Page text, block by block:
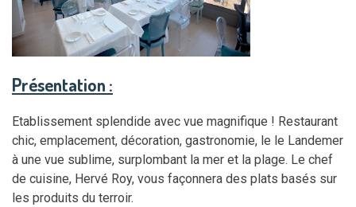
Présentation :
Etablissement splendide avec vue magnifique ! Restaurant
chic, emplacement, décoration, gastronomie, le le Landemer
à une vue sublime, surplombant la mer et la plage. Le chef
de cuisine, Hervé Roy, vous façonnera des plats basés sur
les produits du terroir.